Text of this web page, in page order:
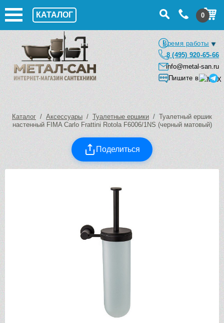
КАТАЛОГ 0
Время работы
8 (495) 920-65-66
info@metal-san.ru
Пишите в
Каталог / Аксессуары / Туалетные ершики / Туалетный ершик
настенный FIMA Carlo Frattini Rotola F6006/1NS (черный матовый)
Поделиться